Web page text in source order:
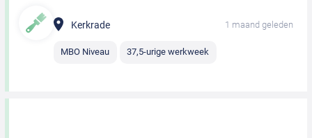
Kerkrade 1 maand geleden
MBO Niveau 37,5-urige werkweek